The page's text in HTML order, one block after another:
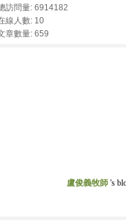
訪問量: 6914182
線人數: 10
章數量: 659
盧俊義牧師's